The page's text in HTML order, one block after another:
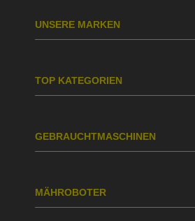
UNSERE MARKEN
TOP KATEGORIEN
GEBRAUCHTMASCHINEN
MÄHROBOTER